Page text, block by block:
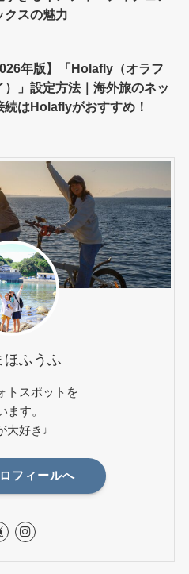
クスの魅力
年版】「Holafly（オラフ
）」設定方法｜海外旅のネッ
続はHolaflyがおすすめ！
ほふうふ
トスポットを
す。
大好き♩
フィールへ